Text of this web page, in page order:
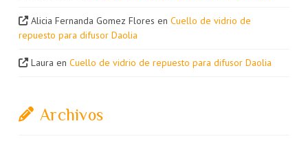
Alicia Fernanda Gomez Flores enCuello de vidrio de
repuesto para difusor Daolia
Laura enCuello de vidrio de repuesto para difusor Daolia
Archivos